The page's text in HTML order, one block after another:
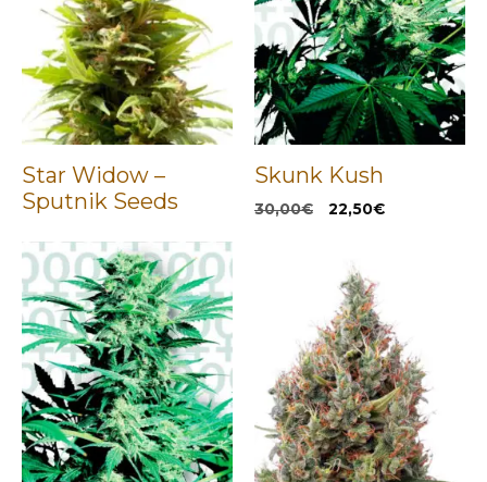
Star Widow –
Sputnik Seeds
Skunk Kush
30,00€
El
era:
30,00€.
22,50€El